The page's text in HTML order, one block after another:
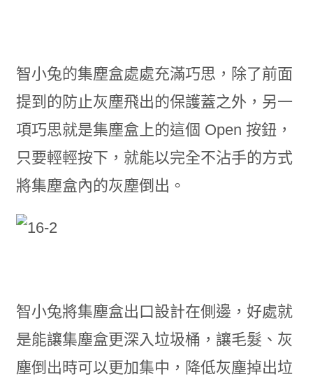
智小兔的集塵盒處處充滿巧思，除了前面
提到的防止灰塵飛出的保護蓋之外，另一
項巧思就是集塵盒上的這個 Open 按鈕，
只要輕輕按下，就能以完全不沾手的方式
將集塵盒內的灰塵倒出。
智小兔將集塵盒出口設計在側邊，好處就
是能讓集塵盒更深入垃圾桶，讓毛髮、灰
塵倒出時可以更加集中，降低灰塵掉出垃